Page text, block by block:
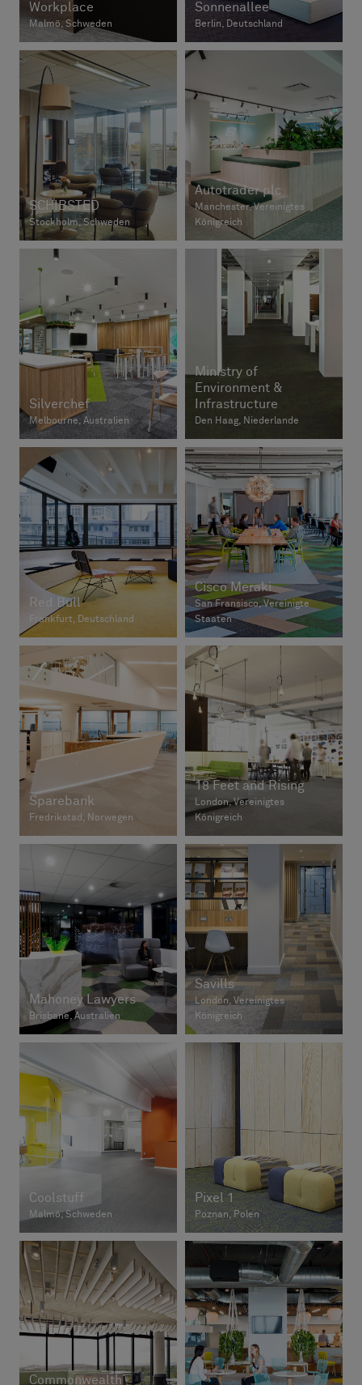
Workplace
Malmö, Schweden
Sonnenallee
Berlin, Deutschland
SCHIBSTED
Stockholm, Schweden
Autotrader plc
Manchester, Vereinigtes
Königreich
Silverchef
Melbourne, Australien
Ministry of
Environment &
Infrastructure
Den Haag, Niederlande
Red Bull
Frankfurt, Deutschland
Cisco Meraki
San Fransisco, Vereinigte
Staaten
Sparebank
Fredrikstad, Norwegen
18 Feet and Rising
London, Vereinigtes
Königreich
Mahoney Lawyers
Brisbane, Australien
Savills
London, Vereinigtes
Königreich
Coolstuff
Malmö, Schweden
Pixel 1
Poznan, Polen
Commonwealth